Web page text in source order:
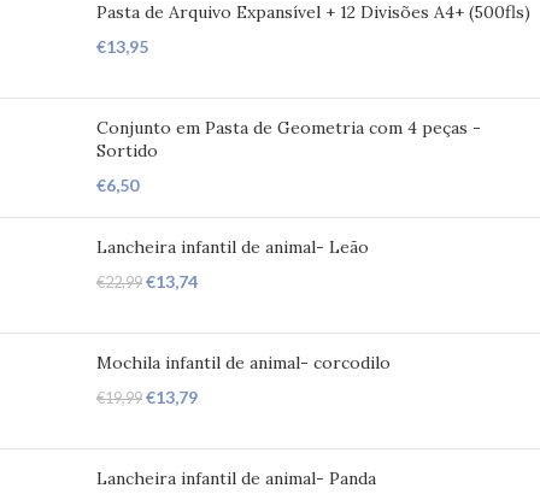
Pasta de Arquivo Expansível + 12 Divisões A4+ (500fls)
€13,95
Conjunto em Pasta de Geometria com 4 peças -
Sortido
€6,50
Lancheira infantil de animal- Leão
€22,99 €13,74
Mochila infantil de animal- corcodilo
€19,99 €13,79
Lancheira infantil de animal- Panda